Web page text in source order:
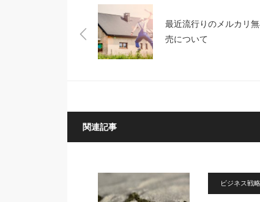
最近流行りのメルカリ
売について
関連記事
ビジネス戦略